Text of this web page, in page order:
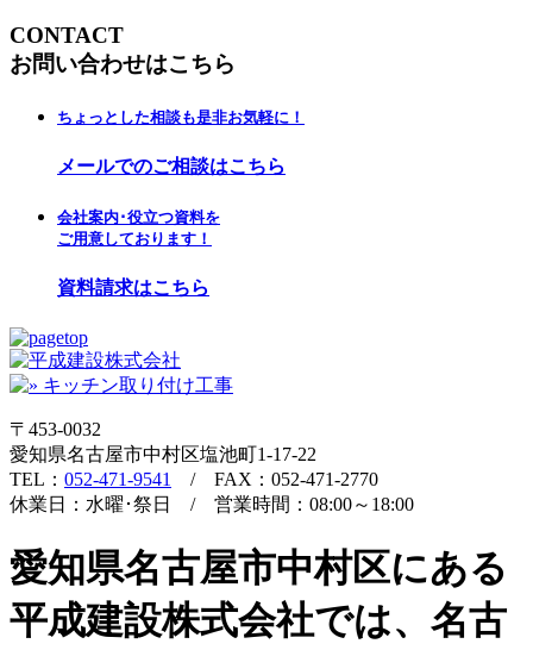
CONTACT
お問い合わせはこちら
ちょっとした相談も是非お気軽に！
メールでのご相談はこちら
会社案内･役立つ資料を
ご用意しております！
資料請求はこちら
〒453-0032
愛知県名古屋市中村区塩池町1-17-22
TEL： 052-471-9541
/ FAX：052-471-2770
休業日：水曜･祭日 / 営業時間：08:00～18:00
愛知県名古屋市中村区にある
平成建設株式会社では、名古